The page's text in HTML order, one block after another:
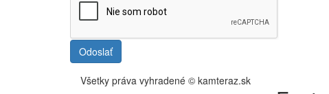
Odoslať
Všetky práva vyhradené © kamteraz.sk